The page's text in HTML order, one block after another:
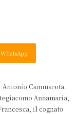
WhatsApp
Cammarota.
Annamaria,
il cognato